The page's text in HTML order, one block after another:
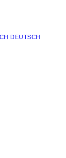
DEUTSCH